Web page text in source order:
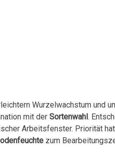
Wurzelwachstum und
mit der Sortenwahl.
Arbeitsfenster. Priorität
zum